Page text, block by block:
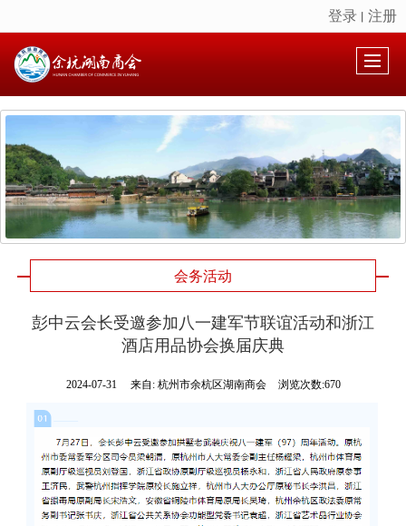
很遗憾，因您的浏览器版本过低导致无法获得最佳浏览体验，推荐下载安装谷歌浏览器！
登录 丨 注册
会务活动
彭中云会长受邀参加八一建军节联谊活动和浙江
酒店用品协会换届庆典
2024-07-31 来自: 杭州市余杭区湖南商会 浏览次数:670